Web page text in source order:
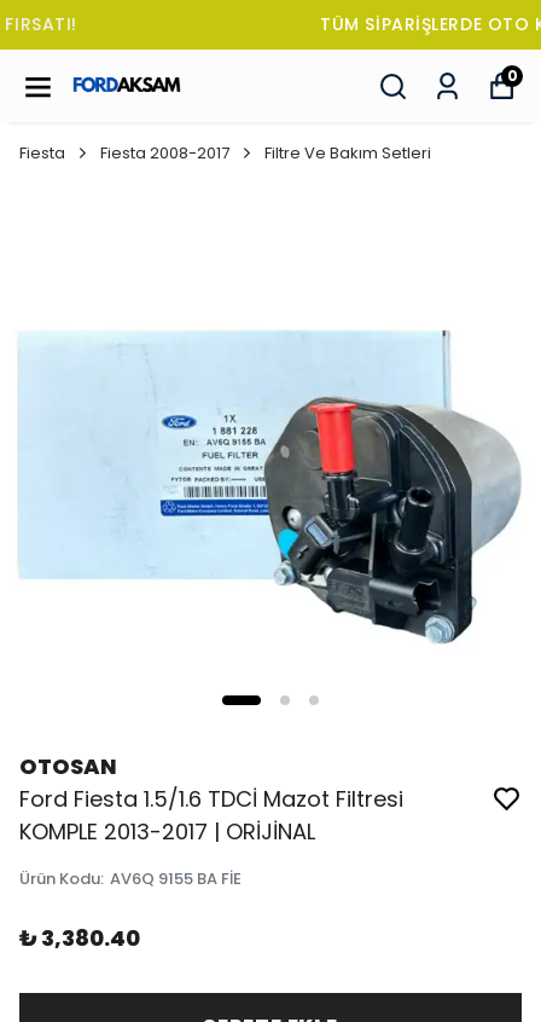
TÜM SİPARİŞLERDE OTO KOKUSU HEDİYE!
0
Fiesta Fiesta 2008-2017 Filtre Ve Bakım Setleri
OTOSAN
Ford Fiesta 1.5/1.6 TDCİ Mazot Filtresi
KOMPLE 2013-2017 | ORİJİNAL
Ürün Kodu: AV6Q 9155 BA FİE
₺ 3,380.40